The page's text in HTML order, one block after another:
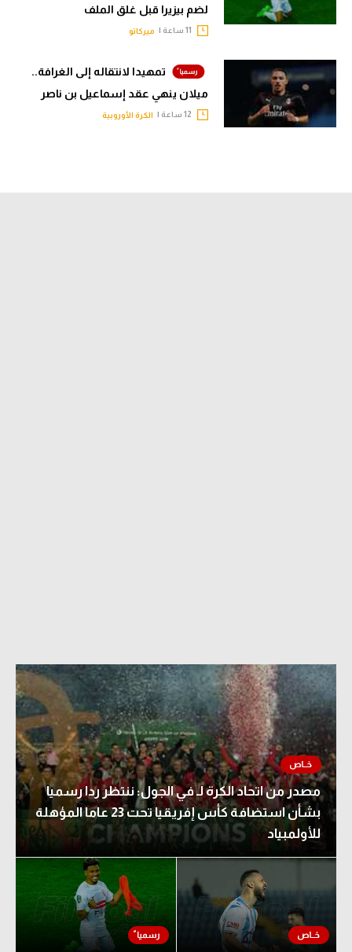
لضم بيزيرا قبل غلق الملف
ميركاتو
تمهيدا لانتقاله إلى الغرافة..
ميلان ينهي عقد إسماعيل بن ناصر
الكرة الأوروبية
مصدر من اتحاد الكرة لـ في الجول: ننتظر ردا رسميا
بشأن استضافة كأس إفريقيا تحت 23 عاما المؤهلة
للأولمبياد